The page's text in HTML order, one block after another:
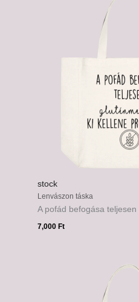
stock
Lenvászon táska
A pofád befogása
7,000 Ft